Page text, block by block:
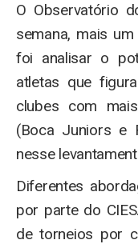
O Observatório
semana, mais
foi analisar o
atletas que
clubes com
(Boca Juniors e
nesse
Diferentes
por parte do
de torneios por